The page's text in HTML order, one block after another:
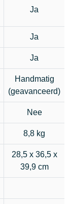
Ja
Ja
Ja
Handmatig
(geavanceerd)
Nee
8,8 kg
28,5 x 36,5 x
39,9 cm